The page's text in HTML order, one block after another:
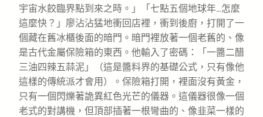
宇宙水餃臨界點到來之時。」「七點五個地球年…怎麼
這麼快？」廖沾沾猛地衝回店裡，衝到後廚，打開了一
個藏在舊冰櫃後面的暗門。暗門裡放著一個老舊的、像
是古代金屬保險箱的東西。他輸入了密碼：「一醬二醋
三油四辣五蒜泥」（這是醬料界的基礎公式，只有像他
這樣的傳統派才會用）。保險箱打開，裡面沒有黃金，
只有一個閃爍著詭異紅色光芒的儀器。這儀器很像一個
老式的對講機，但頂部插著一根彎曲的、像韭菜一樣的